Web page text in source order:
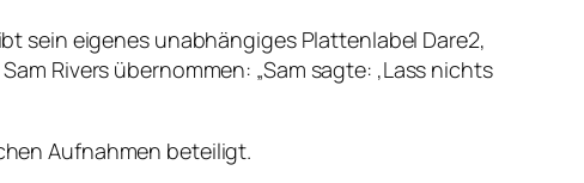
sein eigenes unabhängiges Plattenlabel Dare2,
Rivers übernommen: „Sam sagte: ‚Lass nichts
Aufnahmen beteiligt.